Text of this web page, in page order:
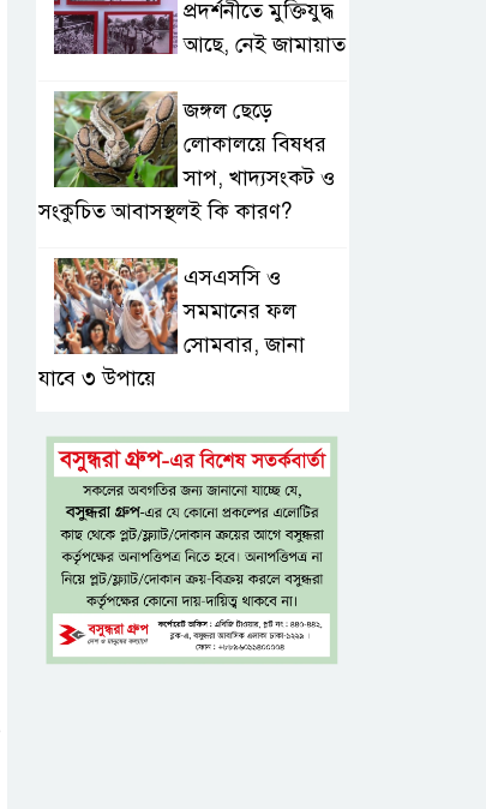
প্রদর্শনীতে মুক্তিযুদ্ধ
আছে, নেই জামায়াত
জঙ্গল ছেড়ে
লোকালয়ে বিষধর
সাপ, খাদ্যসংকট ও
সংকুচিত আবাসস্থলই কি কারণ?
এসএসসি ও
সমমানের ফল
সোমবার, জানা
যাবে ৩ উপায়ে
একই খাটে মা-
ছেলের লাশ, শিশুর
হাত-পা বাঁধা—
যশোরে রহস্যজনক মৃত্যু
মাকে খুঁজতে এসে
মিলল পলিথিনে